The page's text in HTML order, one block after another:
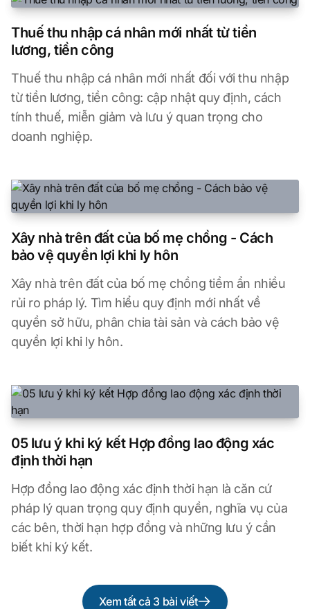
Thuế thu nhập cá nhân mới nhất từ tiền
lương, tiền công
Thuế thu nhập cá nhân mới nhất đối với thu nhập
từ tiền lương, tiền công: cập nhật quy định, cách
tính thuế, miễn giảm và lưu ý quan trọng cho
doanh nghiệp.
Xây nhà trên đất của bố mẹ chồng - Cách
bảo vệ quyền lợi khi ly hôn
Xây nhà trên đất của bố mẹ chồng tiềm ẩn nhiều
rủi ro pháp lý. Tìm hiểu quy định mới nhất về
quyền sở hữu, phân chia tài sản và cách bảo vệ
quyền lợi khi ly hôn.
05 lưu ý khi ký kết Hợp đồng lao động xác
định thời hạn
Hợp đồng lao động xác định thời hạn là căn cứ
pháp lý quan trọng quy định quyền, nghĩa vụ của
các bên, thời hạn hợp đồng và những lưu ý cần
biết khi ký kết.
Xem tất cả 3 bài viết